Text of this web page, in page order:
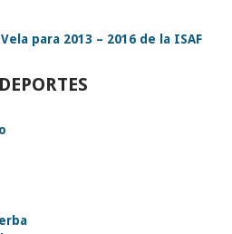
para 2013 – 2016 de la ISAF